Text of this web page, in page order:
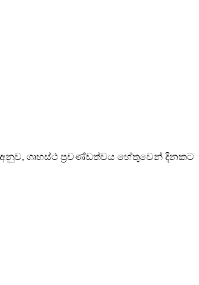
අනුව, ගෘහස්ථ ප්‍රචණ්ඩත්වය හේතුවෙන් දිනකට